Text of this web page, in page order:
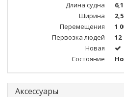
Длина судна
Ширина
Перемещения
1
Первозка людей
12
Новая
Состояние
Аксессуары